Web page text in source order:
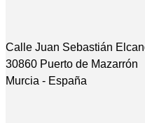
Calle Juan Sebastián
30860 Puerto de Mazarrón
Murcia - España